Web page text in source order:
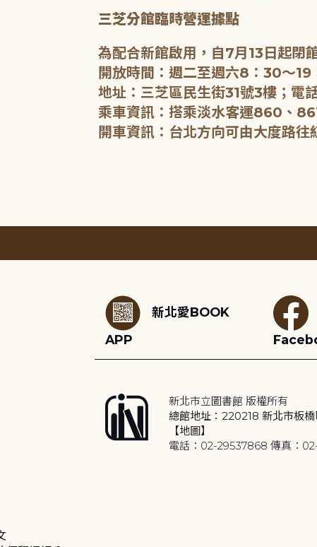
三芝分館臨時營運據點
為配合新館啟用，自7月13日起閉
開放時間：週二至週六8：30～
地址：三芝區民生街31號3樓；
乘車資訊：搭乘淡水客運860、
開車資訊：台北方向可由大度路往
新北愛BOOK
APP
新北市立圖書館 版權所有
總館地址：220218 新北市板
【地圖】
電話：02-29537868 傳真：